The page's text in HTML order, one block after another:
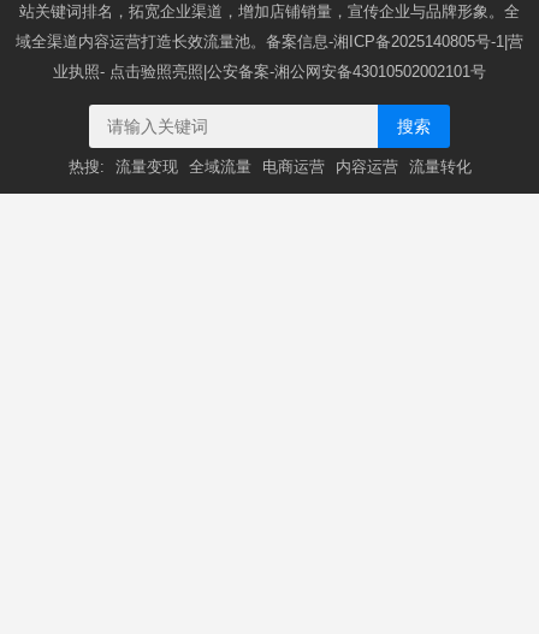
站关键词排名，拓宽企业渠道，增加店铺销量，宣传企业与品牌形象。全
域全渠道内容运营打造长效流量池。备案信息-湘ICP备2025140805号-1 |营
业执照- 点击验照亮照 |公安备案-湘公网安备43010502002101号
搜索
热搜: 流量变现 全域流量 电商运营 内容运营 流量转化